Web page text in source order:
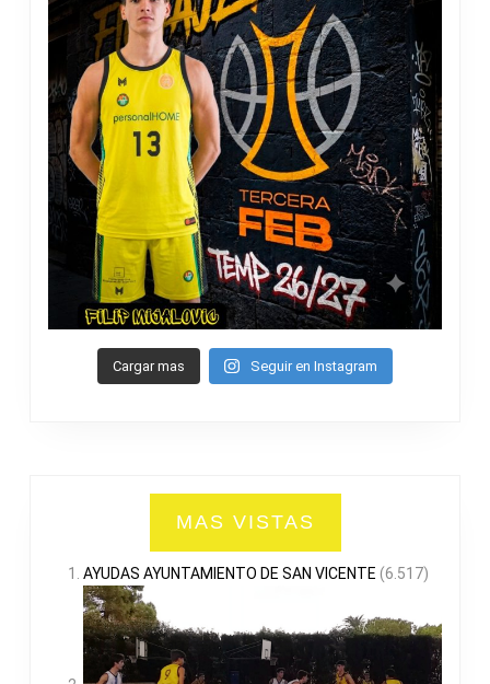
Cargar mas Seguir en Instagram
MAS VISTAS
AYUDAS AYUNTAMIENTO DE SAN VICENTE (6.517)